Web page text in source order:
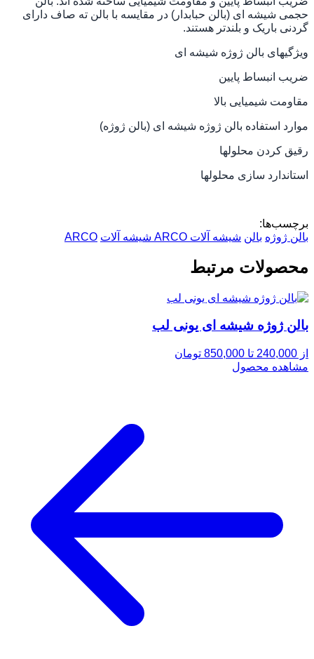
حجمی شیشه ای (بالن حبابدار) در مقایسه با بالن ته صاف دارای
گردنی باریک و بلندتر هستند.
ویژگیهای بالن ژوژه شیشه ای
ضریب انبساط پایین
مقاومت شیمیایی بالا
موارد استفاده بالن ژوژه شیشه ای (بالن ژوژه)
رقیق کردن محلولها
استاندارد سازی محلولها
برچسب‌ها:
بالن ژوژه بالن شیشه آلات ARCO شیشه آلات ARCO
محصولات مرتبط
بالن ژوژه شیشه ای یونی لب
از 240,000 تا 850,000 تومان
مشاهده محصول